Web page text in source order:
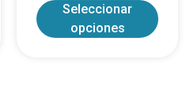
Seleccionar
opciones